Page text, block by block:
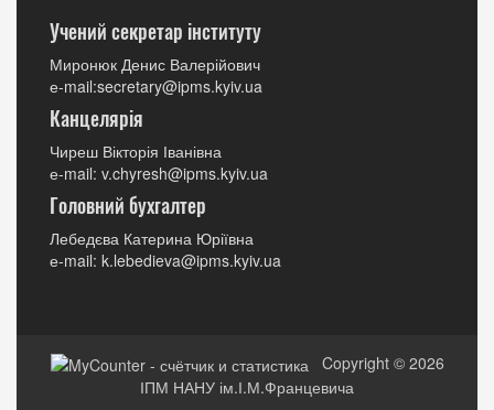
Учений секретар інституту
Миронюк Денис Валерійович
е-mail:secretary@ipms.kyiv.ua
Канцелярія
Чиреш Вікторія Іванівна
е-mail: v.chyresh@ipms.kyiv.ua
Головний бухгалтер
Лебедєва Катерина Юріївна
е-mail: k.lebedieva@ipms.kyiv.ua
Copyright © 2026
ІПМ НАНУ ім.І.М.Францевича